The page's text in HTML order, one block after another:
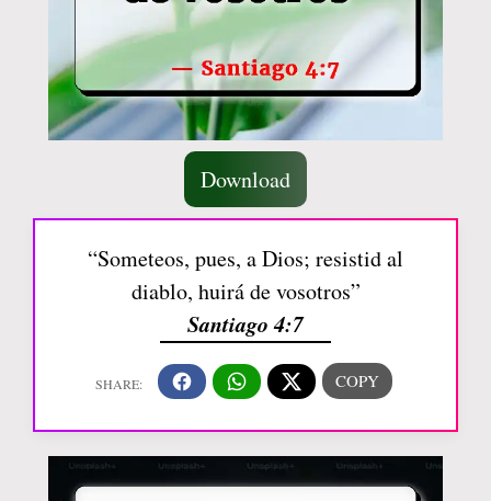
Download
“Someteos, pues, a Dios; resistid al
diablo, huirá de vosotros”
Santiago 4:7